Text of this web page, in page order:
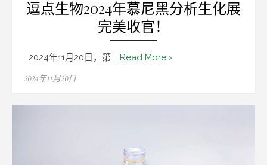
逗点生物2024年慕尼黑分析生化展
完美收官！
2024年11月20日，第 … Read More ›
Posted
2024年11月20日